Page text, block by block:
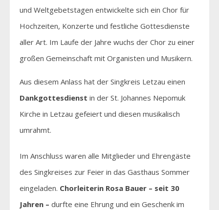
und Weltgebetstagen entwickelte sich ein Chor für
Hochzeiten, Konzerte und festliche Gottesdienste
aller Art. Im Laufe der Jahre wuchs der Chor zu einer
großen Gemeinschaft mit Organisten und Musikern.
Aus diesem Anlass hat der Singkreis Letzau einen
Dankgottesdienst in der St. Johannes Nepomuk
Kirche in Letzau gefeiert und diesen musikalisch
umrahmt.
Im Anschluss waren alle Mitglieder und Ehrengäste
des Singkreises zur Feier in das Gasthaus Sommer
eingeladen. Chorleiterin Rosa Bauer – seit 30
Jahren – durfte eine Ehrung und ein Geschenk im